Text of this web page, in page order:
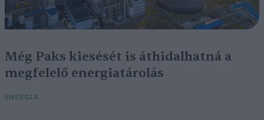
Még Paks kiesését is áthidalhatná a
megfelelő energiatárolás
ENERGIA